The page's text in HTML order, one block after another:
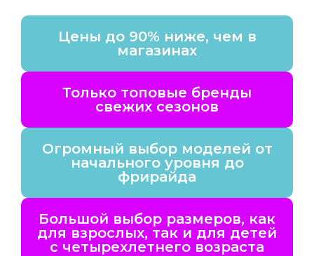
Цены до 90% ниже, чем в
магазинах
Только топовые бренды
свежих сезонов
Большой выбор размеров, как
для взрослых, так и для детей
с четырехлетнего возраста
Огромный выбор моделей от
начального уровня до
фрирайда